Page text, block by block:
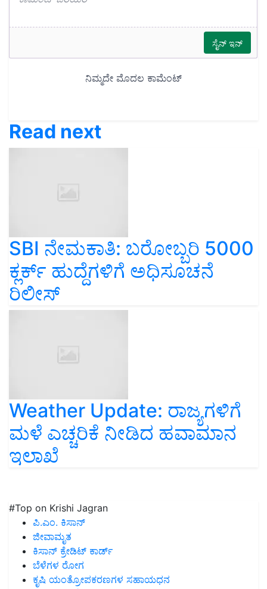
Read next
SBI ನೇಮಕಾತಿ: ಬರೋಬ್ಬರಿ 5000
ಕ್ಲರ್ಕ್‌ ಹುದ್ದೆಗಳಿಗೆ ಅಧಿಸೂಚನೆ
ರಿಲೀಸ್‌
Weather Update: ರಾಜ್ಯಗಳಿಗೆ
ಮಳೆ ಎಚ್ಚರಿಕೆ ನೀಡಿದ ಹವಾಮಾನ
ಇಲಾಖೆ
#Top on Krishi Jagran
ಪಿ.ಎಂ. ಕಿಸಾನ್
ಜೀವಾಮೃತ
ಕಿಸಾನ್ ಕ್ರೇಡಿಟ್ ಕಾರ್ಡ್
ಬೆಳೆಗಳ ರೋಗ
ಕೃಷಿ ಯಂತ್ರೋಪಕರಣಗಳ ಸಹಾಯಧನ